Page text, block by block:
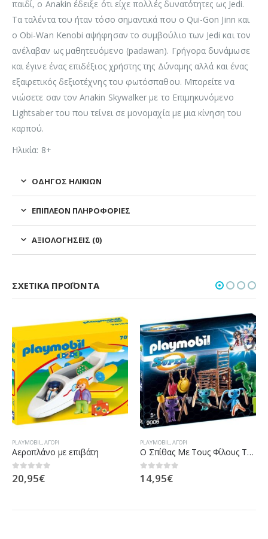
παιδί, ο Anakin έδειξε ότι είχε πολλές δυνατότητες ως Jedi.
Τα ταλέντα του ήταν τόσο σημαντικά που ο Qui-Gon Jinn και
ο Obi-Wan Kenobi αψήφησαν το συμβούλιο των Jedi και τον
ανέλαβαν ως μαθητευόμενο (padawan). Γρήγορα δυνάμωσε
και έγινε ένας επιδέξιος χρήστης της Δύναμης αλλά και ένας
εξαιρετικός δεξιοτέχνης του φωτόσπαθου. Μπορείτε να
νιώσετε σαν τον Anakin Skywalker με το Επιμηκυνόμενο
Lightsaber του που τείνει σε μονομαχία με μια κίνηση του
καρπού.
Ηλικία: 8+
ΟΔΗΓΌΣ ΗΛΙΚΙΏΝ
ΕΠΙΠΛΈΟΝ ΠΛΗΡΟΦΟΡΊΕΣ
ΑΞΙΟΛΟΓΉΣΕΙΣ (0)
ΣΧΕΤΙΚΆ ΠΡΟΪΌΝΤΑ
PLAYMOBIL,ΑΓΌΡΙ
Αεροπλάνο με επιβάτη
0out of 5
20,95€
PLAYMOBIL,ΑΓΌΡΙ
Ο Σπίθας Με Τους Φίλους Του Και Παγίδα Για Τον Τ-Ρεξ
0 out of 5
14,95€